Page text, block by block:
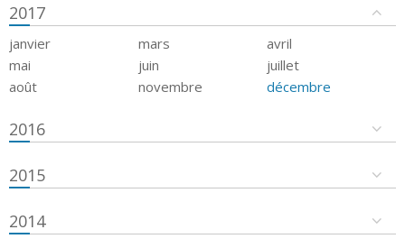
2017
janvier mars
avril
mai
juin
juillet
août
novembre décembre
2016
2015
2014